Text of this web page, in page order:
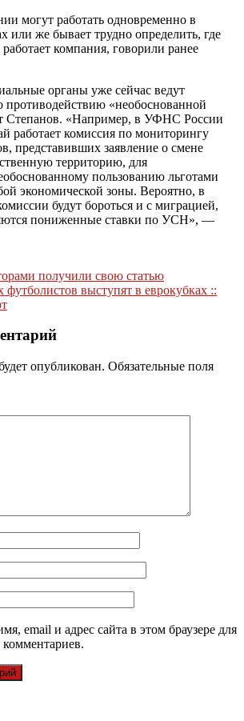
могут работать одновременно в
или же бывает трудно определить, где
компания, говорили ранее
органы уже сейчас ведут
противодействию «необоснованной
Степанов. «Например, в УФНС России
работает комиссия по мониторингу
представивших заявление о смене
территорию, для
пользованию льготами
экономической зоны. Вероятно, в
будут бороться и с миграцией,
пониженные ставки по УСН», —
получили свою статью
футболистов выступят в еврокубках ::
опубликован. Обязательные поля
email и адрес сайта в этом браузере для